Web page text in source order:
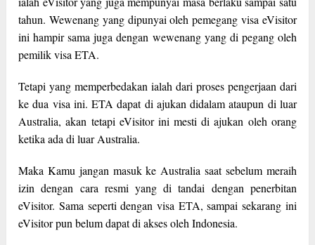
tahun. Wewenang yang dipunyai oleh pemegang visa eVisitor
ini hampir sama juga dengan wewenang yang di pegang oleh
pemilik visa ETA.
Tetapi yang memperbedakan ialah dari proses pengerjaan dari
ke dua visa ini. ETA dapat di ajukan didalam ataupun di luar
Australia, akan tetapi eVisitor ini mesti di ajukan oleh orang
ketika ada di luar Australia.
Maka Kamu jangan masuk ke Australia saat sebelum meraih
izin dengan cara resmi yang di tandai dengan penerbitan
eVisitor. Sama seperti dengan visa ETA, sampai sekarang ini
eVisitor pun belum dapat di akses oleh Indonesia.